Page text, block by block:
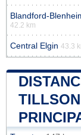
Blandford-
42.2 km
Central Elgin 43.3